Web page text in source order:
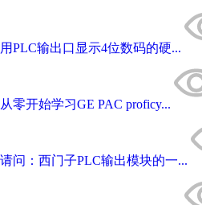
用PLC输出口显示4位数码的硬...
从零开始学习GE PAC proficy...
请问：西门子PLC输出模块的一...